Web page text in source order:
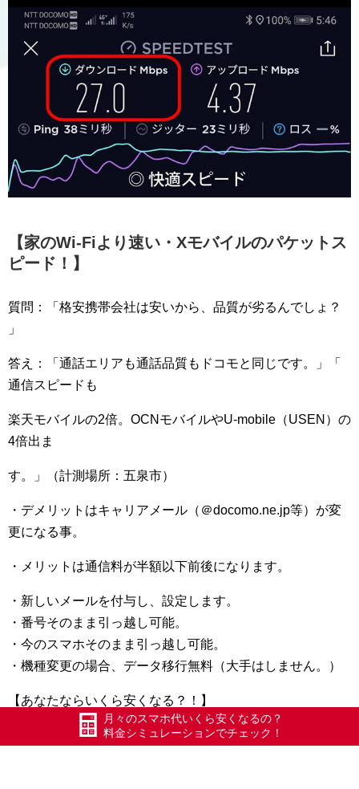
【家のWi-Fiより速い・Xモバイルのパケットス
ピー ド！】
質問：「格安携帯会社は安いから、品質が劣るんでしょ？
」
答え：「通話エリアも通話品質もドコモと同じです。」「
通信スピードも
楽天モバイルの2倍。OCNモバイルやU-mobile（USEN）の
4倍出ま
す。」（計測場所 ：五泉市）
・デメリットはキャリアメール（＠docomo.ne.jp等）が変
更になる事。
・メリットは通信料が半額以下前後になります。
・新しいメールを付与し、設定します。
・番号そのまま引っ越し可能。
・今のスマホそのまま引っ越し可能。
・機種変更の場合、データ移行無料（大手はしません。）
【あなたならいくら安くなる？！】
自動計算で1分でわかる！↓
https://xmobile-gosen.com/kakaku/
月々のスマホ代いくら安くなるの？
料金シミュレーションでチェック！